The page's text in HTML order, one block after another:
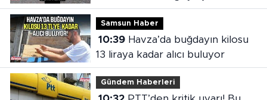
erdi
Samsun Haber
10:39Havza’da buğdayın kilosu
13 liraya kadar alıcı buluyor
Gündem Haberleri